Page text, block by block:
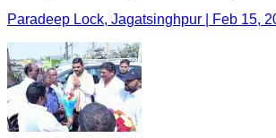
Paradeep Lock, Jagatsinghpur | Feb 15,